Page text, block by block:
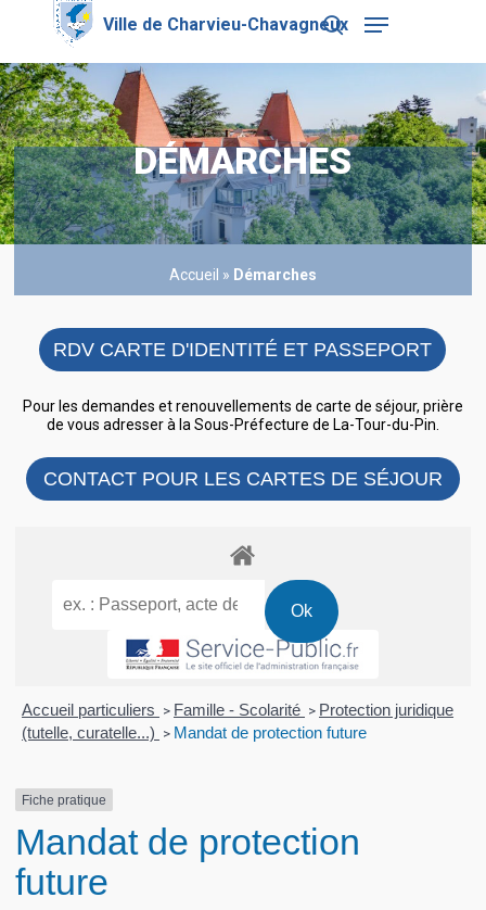
content
search
Menu
DÉMARCHES
Accueil » Démarches
RDV CARTE D'IDENTITÉ ET PASSEPORT
Pour les demandes et renouvellements de carte de séjour, prière
de vous adresser à la Sous-Préfecture de La-Tour-du-Pin.
CONTACT POUR LES CARTES DE SÉJOUR
Accueil particuliers > Famille - Scolarité > Protection juridique
(tutelle, curatelle...) > Mandat de protection future
Fiche pratique
Mandat de protection
future
Close